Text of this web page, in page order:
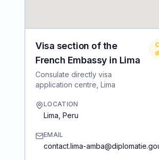
Visa section of the
French Embassy in Lima
Consulate directly visa
application centre, Lima
LOCATION
Lima Peru
EMAIL
contact.lima-